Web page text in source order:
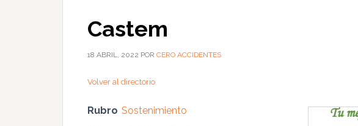
Castem
18 ABRIL, 2022 POR CERO ACCIDENTES
Volver al directorio
Rubro Sostenimiento